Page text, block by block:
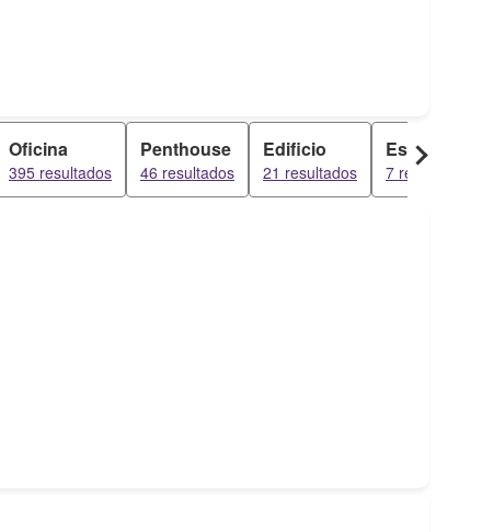
Oficina
395 resultados
Penthouse
46 resultados
Edificio
21 resultados
Estudio
7 resultados